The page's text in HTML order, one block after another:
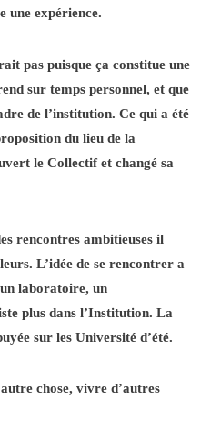
une expérience.
pas puisque ça constitue une
sur temps personnel, et que
de l’institution. Ce qui a été
du lieu de la
le Collectif et changé sa
rencontres ambitieuses il
L’idée de se rencontrer a
laboratoire, un
plus dans l’Institution. La
sur les Université d’été.
chose, vivre d’autres